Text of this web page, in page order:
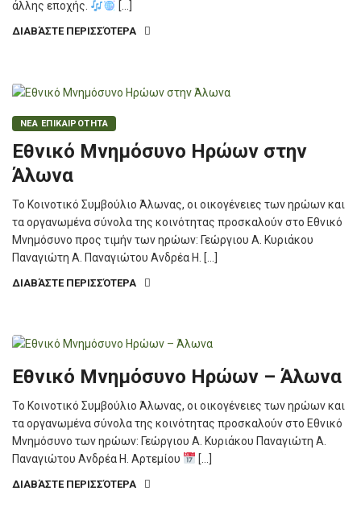
άλλης εποχής. […]
ΔΙΑΒΆΣΤΕ ΠΕΡΙΣΣΌΤΕΡΑ
ΝΕΑ ΕΠΙΚΑΙΡΟΤΗΤΑ
Εθνικό Μνημόσυνο Ηρώων στην
Άλωνα
Το Κοινοτικό Συμβούλιο Άλωνας, οι οικογένειες των ηρώων και
τα οργανωμένα σύνολα της κοινότητας προσκαλούν στο Εθνικό
Μνημόσυνο προς τιμήν των ηρώων: Γεώργιου Α. Κυριάκου
Παναγιώτη Α. Παναγιώτου Ανδρέα Η. […]
ΔΙΑΒΆΣΤΕ ΠΕΡΙΣΣΌΤΕΡΑ
Εθνικό Μνημόσυνο Ηρώων – Άλωνα
Το Κοινοτικό Συμβούλιο Άλωνας, οι οικογένειες των ηρώων και
τα οργανωμένα σύνολα της κοινότητας προσκαλούν στο Εθνικό
Μνημόσυνο των ηρώων: Γεώργιου Α. Κυριάκου Παναγιώτη Α.
Παναγιώτου Ανδρέα Η. Αρτεμίου
[…]
ΔΙΑΒΆΣΤΕ ΠΕΡΙΣΣΌΤΕΡΑ